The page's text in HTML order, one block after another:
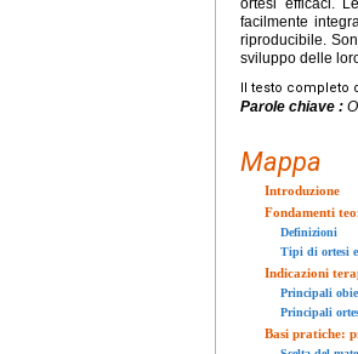
facilmente
riproducibile.
sviluppo delle
Il testo completo
Parole chiave :
Mappa
Introduzione
Fondamenti
Definizioni
Tipi di ortesi e
Indicazioni
Principali
Principali
Basi pratiche: